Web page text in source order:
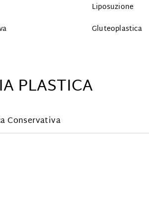
Liposuzione
Gluteoplastica
PLASTICA
Conservativa